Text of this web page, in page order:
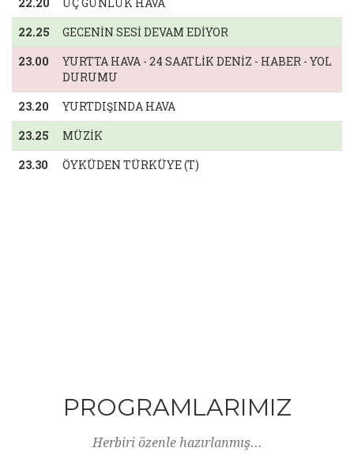
22.25
GECENİN SESİ DEVAM EDİYOR
23.00
YURTTA HAVA - 24 SAATLİK DENİZ - HABER - YOL
DURUMU
23.20
YURTDIŞINDA HAVA
23.25
MÜZİK
23.30
ÖYKÜDEN TÜRKÜYE (T)
PROGRAMLARIMIZ
Herbiri özenle hazırlanmış...